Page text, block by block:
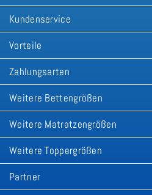
Kundenservice
Vorteile
Zahlungsarten
Weitere Bettengrößen
Weitere Matratzengrößen
Weitere Toppergrößen
Partner